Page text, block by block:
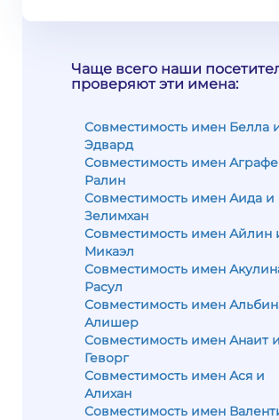
Чаще всего наши
проверяют эти имена:
Совместимость имен Белла
Эдвард
Совместимость имен
Ралин
Совместимость имен Аида и
Зелимхан
Совместимость имен Айлин
Микаэл
Совместимость имен
Расул
Совместимость имен
Алишер
Совместимость имен Анаит и
Геворг
Совместимость имен Ася и
Алихан
Совместимость имен